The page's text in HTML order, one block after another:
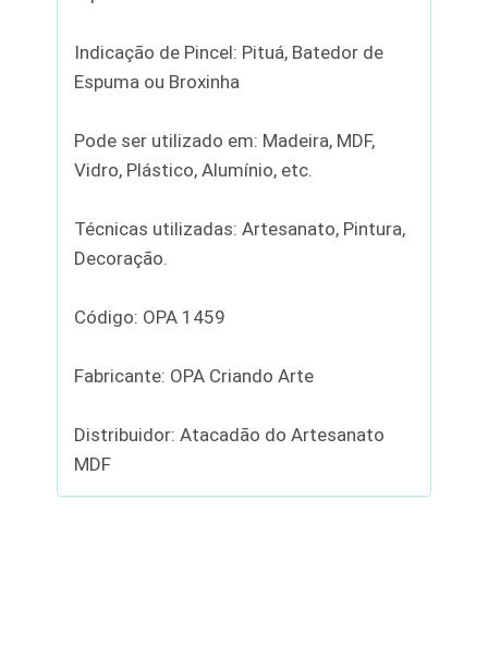
Indicação de Pincel: Pituá, Batedor de
Espuma ou Broxinha
Pode ser utilizado em: Madeira, MDF,
Vidro, Plástico, Alumínio, etc.
Técnicas utilizadas: Artesanato, Pintura,
Decoração.
Código: OPA 1459
Fabricante: OPA Criando Arte
Distribuidor: Atacadão do Artesanato
MDF